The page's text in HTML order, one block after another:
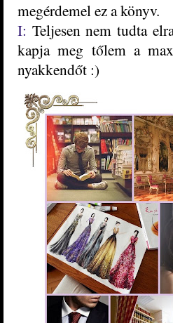
megérdemel ez a könyv.
I: Teljesen nem tudta
kapja meg tőlem a
nyakkendőt :)